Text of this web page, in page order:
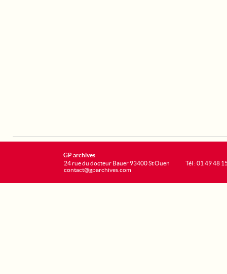
GP archives
24 rue du docteur Bauer 93400 St Ouen
contact@gparchives.com
Tél : 01 49 48